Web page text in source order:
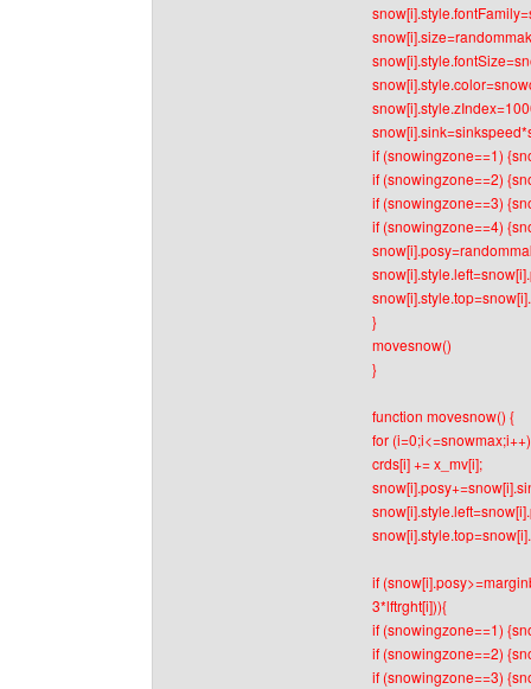
if (snowingzone==1)
if (snowingzone==2)
if (snowingzone==3)
if (snowingzone==4)
}
movesnow()
}
function movesnow() {
for
crds[i] += x_mv[i];
if
3*lftrght[i])){
if (snowingzone==1)
if (snowingzone==2)
if (snowingzone==3)